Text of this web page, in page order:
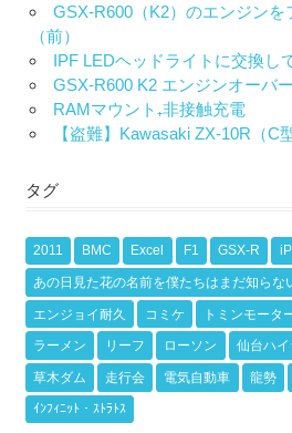
GSX-R600（K2）のエンジン
（前）
IPF LEDヘッドライトに交換し
GSX-R600 K2 エンジンオーバ
RAMマウント₊非接触充電
【盗難】Kawasaki ZX-10R（C
タグ
2011 BMC Excel F1 GSX-R
あの日見た花の名前を僕たちはまだ知らな
エンジョイ耐久 コミケ トミンモータ
ラーメン リーフ ローソン 仙台ハ
草木ダム 走行会 電気自動車 龍勢
ｲﾝﾌｨﾆｯﾄ・ｽﾄﾗﾄｽ